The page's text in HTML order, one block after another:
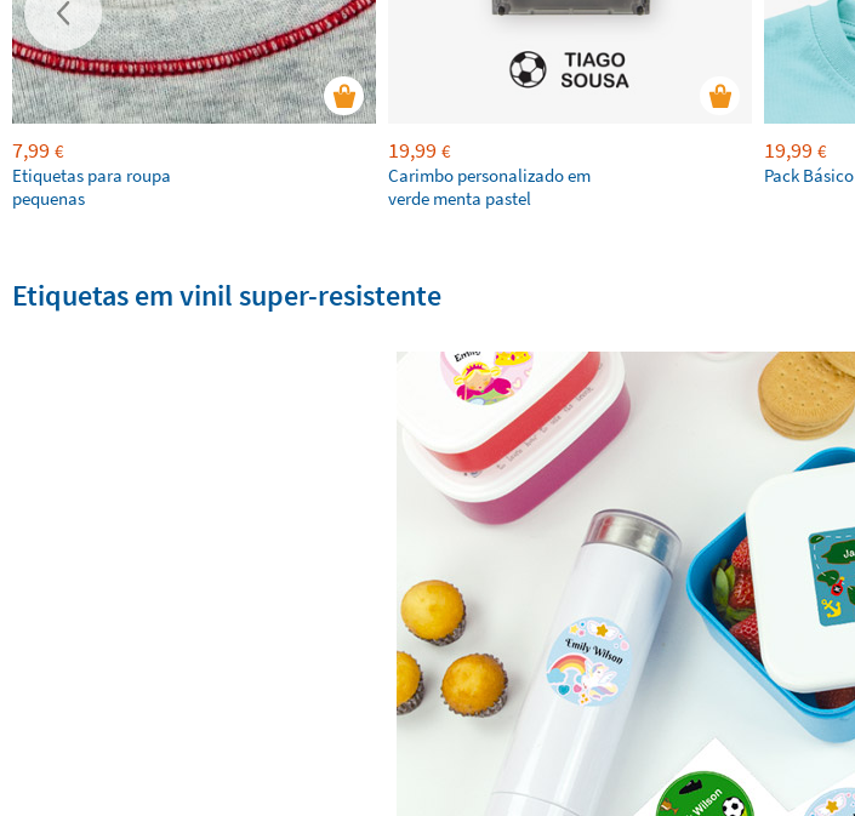
7,99 €
Etiquetas para roupa
pequenas
19,99 €
Carimbo personalizado em
verde menta pastel
19,99 €
Pack Básico
Etiquetas em vinil super-resistente